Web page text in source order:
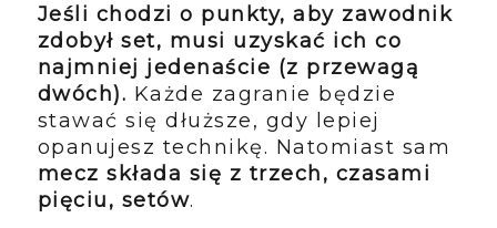
Jeśli chodzi o punkty, aby zawodnik
zdobył set, musi uzyskać ich co
najmniej jedenaście (z przewagą
dwóch). Każde zagranie będzie
stawać się dłuższe, gdy lepiej
opanujesz technikę. Natomiast sam
mecz składa się z trzech, czasami
pięciu, setów.